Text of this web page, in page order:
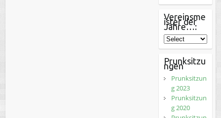
Vereinsme
ister der
Jahre…:
Prunksitzu
ngen
Prunksitzun
g 2023
Prunksitzun
g 2020